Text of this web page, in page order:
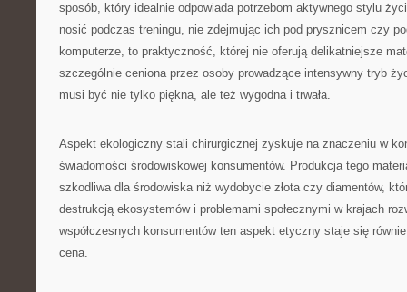
sposób, który idealnie odpowiada potrzebom aktywnego stylu
nosić podczas treningu, nie zdejmując ich pod prysznicem czy
komputerze, to praktyczność, której nie oferują delikatniejsze
szczególnie ceniona przez osoby prowadzące intensywny tryb
musi być nie tylko piękna, ale też wygodna i trwała.
Aspekt ekologiczny stali chirurgicznej zyskuje na znaczeniu w
świadomości środowiskowej konsumentów. Produkcja tego
szkodliwa dla środowiska niż wydobycie złota czy diamentów,
destrukcją ekosystemów i problemami społecznymi w krajach
współczesnych konsumentów ten aspekt etyczny staje się
cena.